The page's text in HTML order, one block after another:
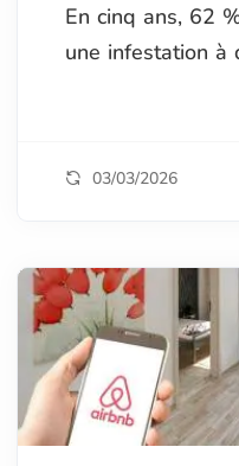
En cinq ans, 62
une infestation à
03/03/2026